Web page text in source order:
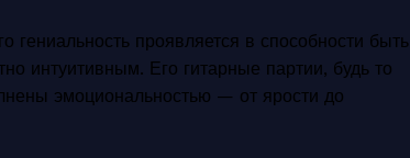
проявляется в способности быть
интуитивным. Его гитарные партии, будь то
эмоциональностью — от ярости до